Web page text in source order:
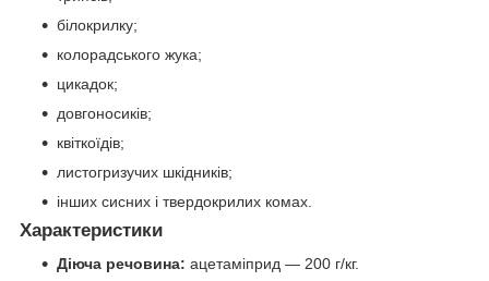
білокрилку;
колорадського жука;
цикадок;
довгоносиків;
квіткоїдів;
листогризучих шкідників;
інших сисних і твердокрилих комах.
Характеристики
Діюча речовина: ацетаміприд — 200 г/кг.